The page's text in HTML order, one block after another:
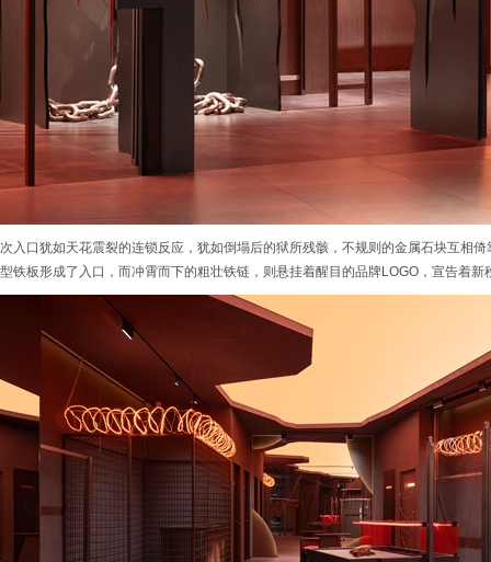
次入口犹如天花震裂的连锁反应，犹如倒塌后的狱所残骸，不规则的金属石块互相
型铁板形成了入口，而冲霄而下的粗壮铁链，则悬挂着醒目的品牌LOGO，宣告着新